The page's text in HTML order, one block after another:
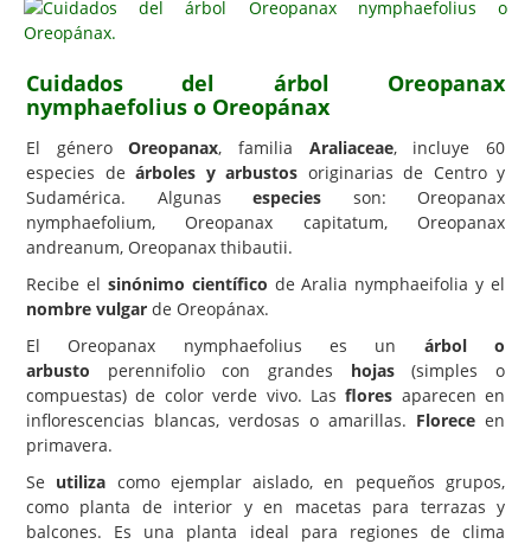
Consejos
Hemisferio Sur
Enfermedades
Animales
Hongos
Carencias
Fotos
Flores y Plantas
Árboles y Palmeras
Arbustos y Trepadoras
Cuidados del árbol Oreopanax
nymphaefolius o Oreopánax
El géneroOreopanax, familia Araliaceae, incluye 60
especies de árboles y arbustos originarias de Centro y
Sudamérica. Algunas especies son: Oreopanax
nymphaefolium, Oreopanax capitatum, Oreopanax
andreanum, Oreopanax thibautii.
Recibe el sinónimo científico de Aralia nymphaeifolia y el
nombre vulgar de Oreopánax.
El Oreopanax nymphaefolius es un árbol o
arbusto perennifolio con grandes hojas(simples o
compuestas) de color verde vivo. Lasflores aparecen en
inflorescencias blancas, verdosas o amarillas. Florece en
primavera.
Se utiliza como ejemplar aislado, en pequeños grupos,
como planta de interior y en macetas para terrazas y
balcones. Es una planta ideal para regiones de clima